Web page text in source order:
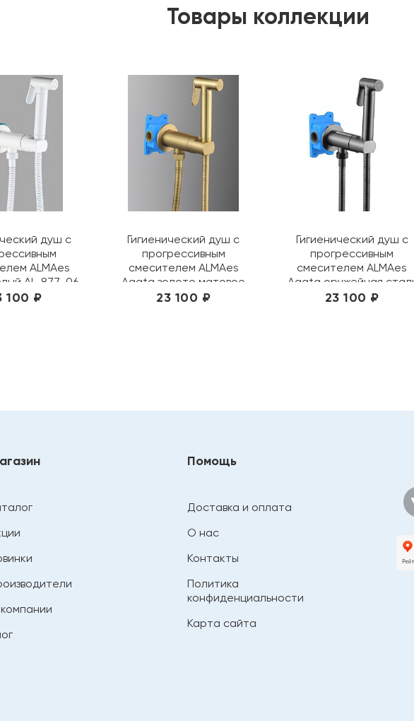
Товары коллекции
душ с
ALMAes
AL-877-06
100 ₽
Гигиенический душ с
прогрессивным
смесителем ALMAes
Agata золото матовое
AL-877-03
23 100 ₽
Гигиенический душ с
прогрессивным
смесителем ALMAes
Agata оружейная сталь
AL-877-02
23 100 ₽
Помощь
Доставка и оплата
О нас
Контакты
Политика
конфиденциальности
Карта сайта